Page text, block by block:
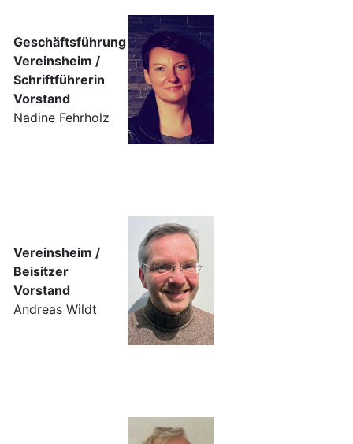
Geschäftsführung
Vereinsheim /
Schriftführerin
Vorstand
Nadine Fehrholz
Vereinsheim /
Beisitzer
Vorstand
Andreas Wildt